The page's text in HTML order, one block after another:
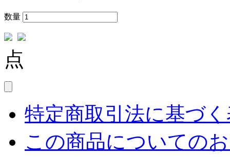
数量
点
特定商取引法に基づ
この商品についての